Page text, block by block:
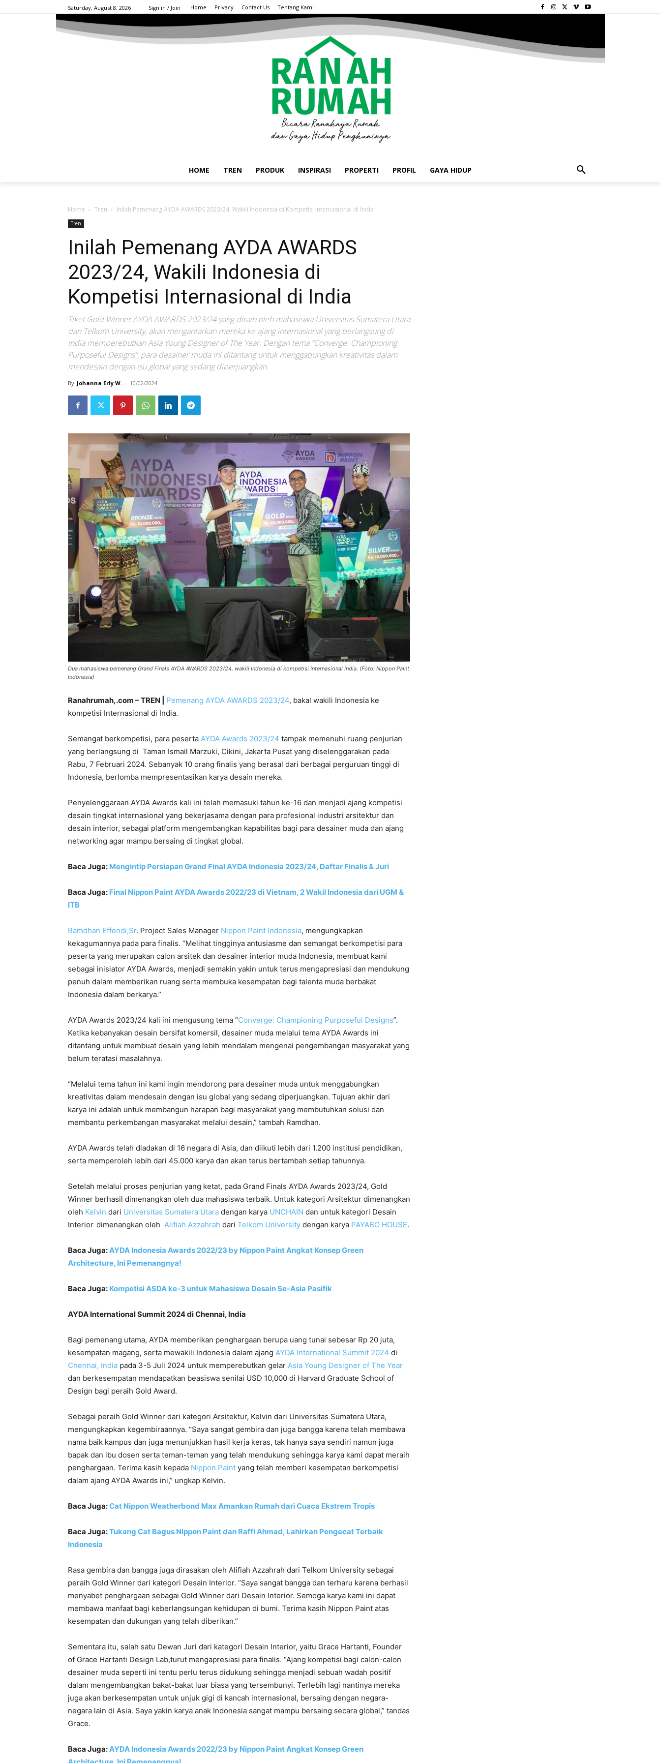
Saturday, August 8, 2026 Sign in / Join Home Privacy Contact Us Tentang Kami
HOME TREN PRODUK INSPIRASI PROPERTI PROFIL GAYA HIDUP
Home Tren Inilah Pemenang AYDA AWARDS 2023/24, Wakili Indonesia di Kompetisi Internasional di India
Tren
Inilah Pemenang AYDA AWARDS
2023/24, Wakili Indonesia di
Kompetisi Internasional di India
Tiket Gold Winner AYDA AWARDS 2023/24 yang diraih oleh mahasiswa Universitas Sumatera Utara
dan Telkom University, akan mengantarkan mereka ke ajang internasional yang berlangsung di
India memperebutkan Asia Young Designer of The Year. Dengan tema “Converge: Championing
Purposeful Designs”, para desainer muda ini ditantang untuk menggabungkan kreativitas dalam
mendesain dengan isu global yang sedang diperjuangkan.
By Johanna Erly W. - 10/02/2024
Dua mahasiswa pemenang Grand Finals AYDA AWARDS 2023/24, wakili Indonesia di kompetisi Internasional India. (Foto: Nippon Paint
Indonesia)
Ranahrumah,.com – TREN | Pemenang AYDA AWARDS 2023/24, bakal wakili Indonesia ke
kompetisi Internasional di India.
Semangat berkompetisi, para peserta AYDA Awards 2023/24 tampak memenuhi ruang penjurian
yang berlangsung di Taman Ismail Marzuki, Cikini, Jakarta Pusat yang diselenggarakan pada
Rabu, 7 Februari 2024. Sebanyak 10 orang finalis yang berasal dari berbagai perguruan tinggi di
Indonesia, berlomba mempresentasikan karya desain mereka.
Penyelenggaraan AYDA Awards kali ini telah memasuki tahun ke-16 dan menjadi ajang kompetisi
desain tingkat internasional yang bekerjasama dengan para profesional industri arsitektur dan
desain interior, sebagai platform mengembangkan kapabilitas bagi para desainer muda dan ajang
networking agar mampu bersaing di tingkat global.
Baca Juga: Mengintip Persiapan Grand Final AYDA Indonesia 2023/24, Daftar Finalis & Juri
Baca Juga: Final Nippon Paint AYDA Awards 2022/23 di Vietnam, 2 Wakil Indonesia dari UGM &
ITB
Ramdhan Effendi,Sr. Project Sales Manager Nippon Paint Indonesia, mengungkapkan
kekagumannya pada para finalis. “Melihat tingginya antusiasme dan semangat berkompetisi para
peserta yang merupakan calon arsitek dan desainer interior muda Indonesia, membuat kami
sebagai inisiator AYDA Awards, menjadi semakin yakin untuk terus mengapresiasi dan mendukung
penuh dalam memberikan ruang serta membuka kesempatan bagi talenta muda berbakat
Indonesia dalam berkarya.”
AYDA Awards 2023/24 kali ini mengusung tema “Converge: Championing Purposeful Designs”.
Ketika kebanyakan desain bersifat komersil, desainer muda melalui tema AYDA Awards ini
ditantang untuk membuat desain yang lebih mendalam mengenai pengembangan masyarakat yang
belum teratasi masalahnya.
“Melalui tema tahun ini kami ingin mendorong para desainer muda untuk menggabungkan
kreativitas dalam mendesain dengan isu global yang sedang diperjuangkan. Tujuan akhir dari
karya ini adalah untuk membangun harapan bagi masyarakat yang membutuhkan solusi dan
membantu perkembangan masyarakat melalui desain,” tambah Ramdhan.
AYDA Awards telah diadakan di 16 negara di Asia, dan diikuti lebih dari 1.200 institusi pendidikan,
serta memperoleh lebih dari 45.000 karya dan akan terus bertambah setiap tahunnya.
Setelah melalui proses penjurian yang ketat, pada Grand Finals AYDA Awards 2023/24, Gold
Winner berhasil dimenangkan oleh dua mahasiswa terbaik. Untuk kategori Arsitektur dimenangkan
oleh Kelvin dari Universitas Sumatera Utara dengan karya UNCHAIN dan untuk kategori Desain
Interior dimenangkan oleh Alifiah Azzahrah dari Telkom University dengan karya PAYABO HOUSE.
Baca Juga:AYDA Indonesia Awards 2022/23 by Nippon Paint Angkat Konsep Green
Architecture, Ini Pemenangnya!
Baca Juga: Kompetisi ASDA ke-3 untuk Mahasiswa Desain Se-Asia Pasifik
AYDA International Summit 2024 di Chennai, India
Bagi pemenang utama, AYDA memberikan penghargaan berupa uang tunai sebesar Rp 20 juta,
kesempatan magang, serta mewakili Indonesia dalam ajang AYDA International Summit 2024 di
Chennai, India pada 3-5 Juli 2024 untuk memperebutkan gelar Asia Young Designer of The Year
dan berkesempatan mendapatkan beasiswa senilai USD 10,000 di Harvard Graduate School of
Design bagi peraih Gold Award.
Sebagai peraih Gold Winner dari kategori Arsitektur, Kelvin dari Universitas Sumatera Utara,
mengungkapkan kegembiraannya. “Saya sangat gembira dan juga bangga karena telah membawa
nama baik kampus dan juga menunjukkan hasil kerja keras, tak hanya saya sendiri namun juga
bapak dan ibu dosen serta teman-teman yang telah mendukung sehingga karya kami dapat meraih
penghargaan. Terima kasih kepada Nippon Paint yang telah memberi kesempatan berkompetisi
dalam ajang AYDA Awards ini,” ungkap Kelvin.
Baca Juga:Cat Nippon Weatherbond Max Amankan Rumah dari Cuaca Ekstrem Tropis
Baca Juga:Tukang Cat Bagus Nippon Paint dan Raffi Ahmad, Lahirkan Pengecat Terbaik
Indonesia
Rasa gembira dan bangga juga dirasakan oleh Alifiah Azzahrah dari Telkom University sebagai
peraih Gold Winner dari kategori Desain Interior. “Saya sangat bangga dan terharu karena berhasil
menyabet penghargaan sebagai Gold Winner dari Desain Interior. Semoga karya kami ini dapat
membawa manfaat bagi keberlangsungan kehidupan di bumi. Terima kasih Nippon Paint atas
kesempatan dan dukungan yang telah diberikan.”
Sementara itu, salah satu Dewan Juri dari kategori Desain Interior, yaitu Grace Hartanti, Founder
of Grace Hartanti Design Lab,turut mengapresiasi para finalis. “Ajang kompetisi bagi calon-calon
desainer muda seperti ini tentu perlu terus didukung sehingga menjadi sebuah wadah positif
dalam mengembangkan bakat-bakat luar biasa yang tersembunyi. Terlebih lagi nantinya mereka
juga akan berkesempatan untuk unjuk gigi di kancah internasional, bersaing dengan negara-
negara lain di Asia. Saya yakin karya anak Indonesia sangat mampu bersaing secara global,” tandas
Grace.
Baca Juga:AYDA Indonesia Awards 2022/23 by Nippon Paint Angkat Konsep Green